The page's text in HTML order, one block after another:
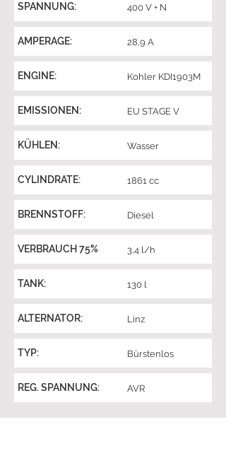
SPANNUNG: 400 V + N
AMPERAGE: 28,9 A
ENGINE: Kohler KDI1903M
EMISSIONEN: EU STAGE V
KÜHLEN: Wasser
CYLINDRATE: 1861 cc
BRENNSTOFF: Diesel
VERBRAUCH 75% 3,4 l/h
TANK: 130 l
ALTERNATOR: Linz
TYP: Bürstenlos
REG. SPANNUNG: AVR